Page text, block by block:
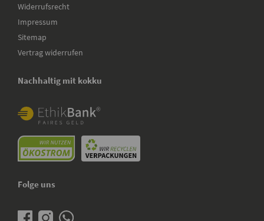
Widerrufsrecht
Impressum
Sitemap
Vertrag widerrufen
Nachhaltig mit kokku
Folge uns